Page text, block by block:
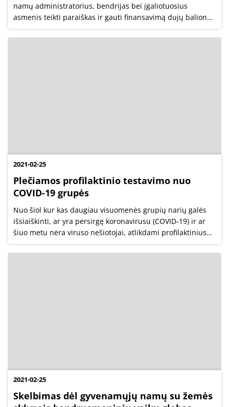
namų administratorius, bendrijas bei įgaliotuosius
asmenis teikti paraiškas ir gauti finansavimą dujų balionų
daugiabučiuose namuose keitimui alternatyviais energijos
šaltiniais – elektra arba...
2021-02-25
Plečiamos profilaktinio testavimo nuo
COVID-19 grupės
Nuo šiol kur kas daugiau visuomenės grupių narių galės
išsiaiškinti, ar yra persirgę koronavirusu (COVID-19) ir ar
šiuo metu nėra viruso nešiotojai, atlikdami profilaktinius
tyrimus. Visoje šalyje profilaktinis testavimas valstybės ir
atskirų...
2021-02-25
Skelbimas dėl gyvenamųjų namų su žemės